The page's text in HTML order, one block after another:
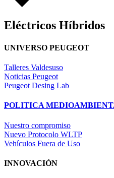
Eléctricos Híbridos
UNIVERSO PEUGEOT
Talleres Valdesuso
Noticias Peugeot
Peugeot Desing Lab
POLITICA
Nuestro compromiso
Nuevo Protocolo WLTP
Vehículos Fuera de Uso
INNOVACIÓN